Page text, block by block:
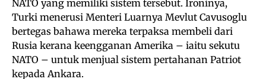
NATO yang memiliki sistem tersebut. Ironinya,
Turki menerusi Menteri Luarnya Mevlut Cavusoglu
bertegas bahawa mereka terpaksa membeli dari
Rusia kerana keengganan Amerika – iaitu sekutu
NATO – untuk menjual sistem pertahanan Patriot
kepada Ankara.